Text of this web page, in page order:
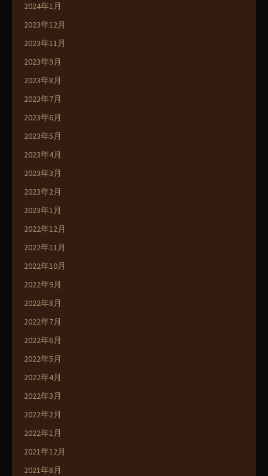
2024年1月
2023年12月
2023年11月
2023年9月
2023年8月
2023年7月
2023年6月
2023年5月
2023年4月
2023年3月
2023年2月
2023年1月
2022年12月
2022年11月
2022年10月
2022年9月
2022年8月
2022年7月
2022年6月
2022年5月
2022年4月
2022年3月
2022年2月
2022年1月
2021年12月
2021年8月